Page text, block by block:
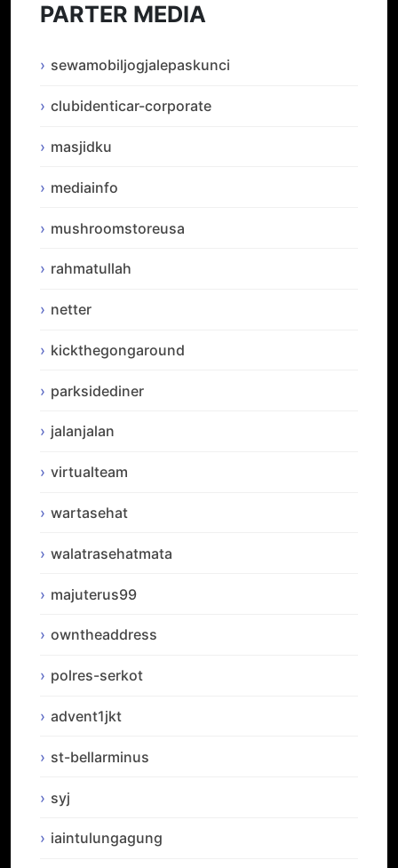
PARTER MEDIA
sewamobiljogjalepaskunci
clubidenticar-corporate
masjidku
mediainfo
mushroomstoreusa
rahmatullah
netter
kickthegongaround
parksidediner
jalanjalan
virtualteam
wartasehat
walatrasehatmata
majuterus99
owntheaddress
polres-serkot
advent1jkt
st-bellarminus
syj
iaintulungagung